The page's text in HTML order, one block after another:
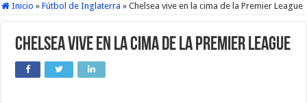
Inicio » Fútbol de Inglaterra » Chelsea vive en la cima de la Premier League
Chelsea vive en la cima de la Premier League